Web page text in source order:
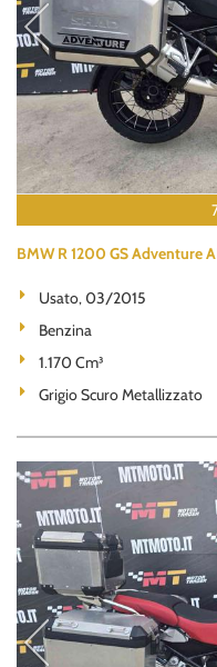
BMW R 1200 GS Adventure
Usato, 03/2015
Benzina
1.170 Cm³
Grigio Scuro Metallizzato